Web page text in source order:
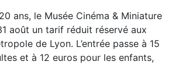
ans, le Musée Cinéma & Miniature
août un tarif réduit réservé aux
de Lyon. L’entrée passe à 15
et à 12 euros pour les enfants,